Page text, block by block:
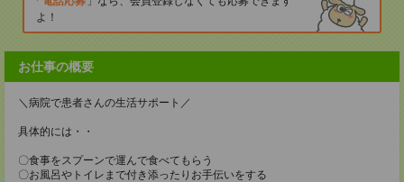
よ！
お仕事の概要
＼病院で患者さんの生活サポート／
具体的には・・
〇食事をスプーンで運んで食べてもらう
〇お風呂やトイレまで付き添ったりお手伝いをする